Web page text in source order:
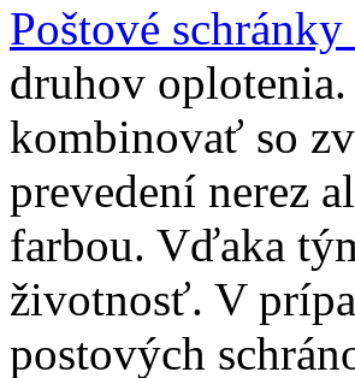
Poštové
druhov
kombinovať so
prevedení nerez
farbou. Vďaka
životnosť. V
postových